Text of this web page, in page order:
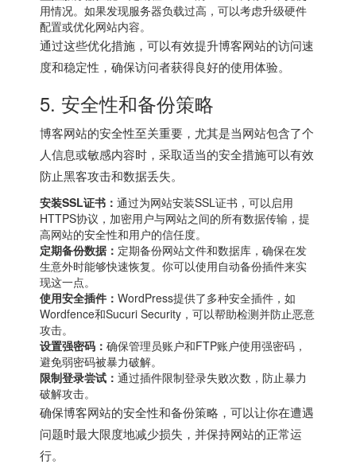
用情况。如果发现服务器负载过高，可以考虑升级硬件
配置或优化网站内容。
通过这些优化措施，可以有效提升博客网站的访问速
度和稳定性，确保访问者获得良好的使用体验。
5. 安全性和备份策略
博客网站的安全性至关重要，尤其是当网站包含了个
人信息或敏感内容时，采取适当的安全措施可以有效
防止黑客攻击和数据丢失。
安装SSL证书： 通过为网站安装SSL证书，可以启用
HTTPS协议，加密用户与网站之间的所有数据传输，提
高网站的安全性和用户的信任度。
定期备份数据： 定期备份网站文件和数据库，确保在发
生意外时能够快速恢复。你可以使用自动备份插件来实
现这一点。
使用安全插件： WordPress提供了多种安全插件，如
Wordfence和Sucuri Security，可以帮助检测并防止恶意
攻击。
设置强密码： 确保管理员账户和FTP账户使用强密码，
避免弱密码被暴力破解。
限制登录尝试： 通过插件限制登录失败次数，防止暴力
破解攻击。
确保博客网站的安全性和备份策略，可以让你在遭遇
问题时最大限度地减少损失，并保持网站的正常运
行。